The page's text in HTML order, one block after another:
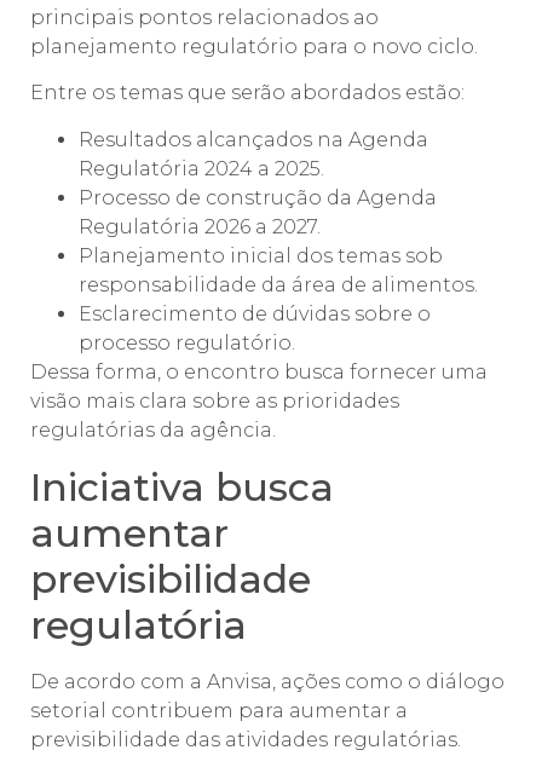
principais pontos relacionados ao
planejamento regulatório para o novo ciclo.
Entre os temas que serão abordados estão:
Resultados alcançados na Agenda
Regulatória 2024 a 2025.
Processo de construção da Agenda
Regulatória 2026 a 2027.
Planejamento inicial dos temas sob
responsabilidade da área de alimentos.
Esclarecimento de dúvidas sobre o
processo regulatório.
Dessa forma, o encontro busca fornecer uma
visão mais clara sobre as prioridades
regulatórias da agência.
Iniciativa busca
aumentar
previsibilidade
regulatória
De acordo com a Anvisa, ações como o diálogo
setorial contribuem para aumentar a
previsibilidade das atividades regulatórias.